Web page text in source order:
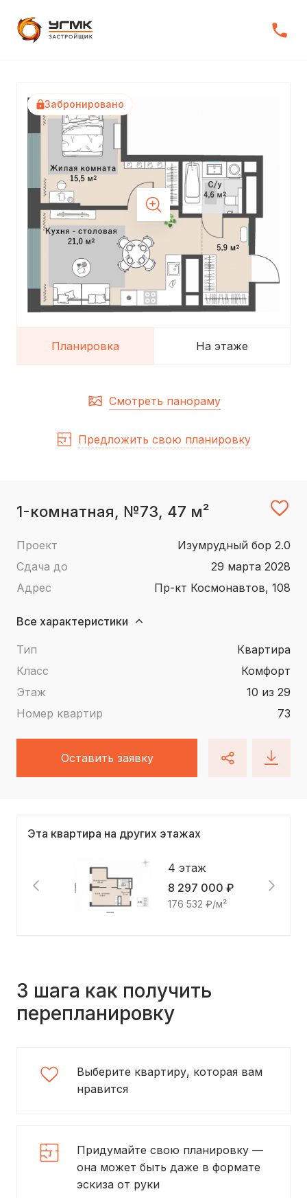
Забронировано
Планировка На этаже
Смотреть панораму
Предложить свою планировку
1-комнатная, №73, 47 м²
Проект
Изумрудный бор 2.0
Сдача до
29 марта 2028
Адрес
пр-кт Космонавтов, 108
Все характеристики
Тип
квартира
Класс
Комфорт
Этаж
10 из 29
Номер квартир
73
Оставить заявку
Эта квартира на других этажах
4 этаж
8 297 000 ₽
176 532 ₽/м²
3 шага как получить
перепланировку
Выберите квартиру, которая вам
нравится
Придумайте свою планировку —
она может быть даже в формате
эскиза от руки